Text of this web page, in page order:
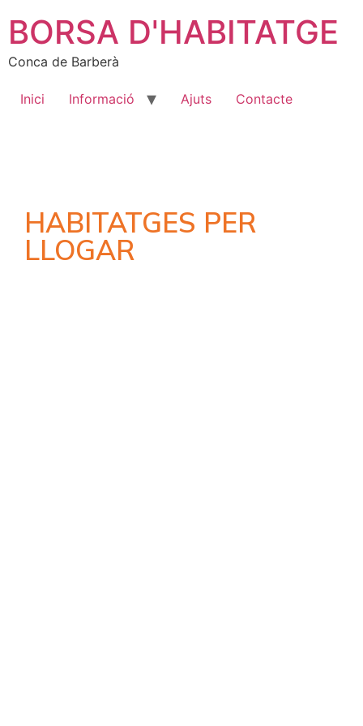
BORSA D'HABITATGE
Conca de Barberà
Inici Informació Ajuts Contacte
HABITATGES PER
LLOGAR